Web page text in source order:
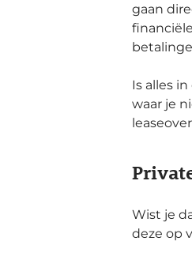
gaan
Is alles
waar je
Wist je
deze op